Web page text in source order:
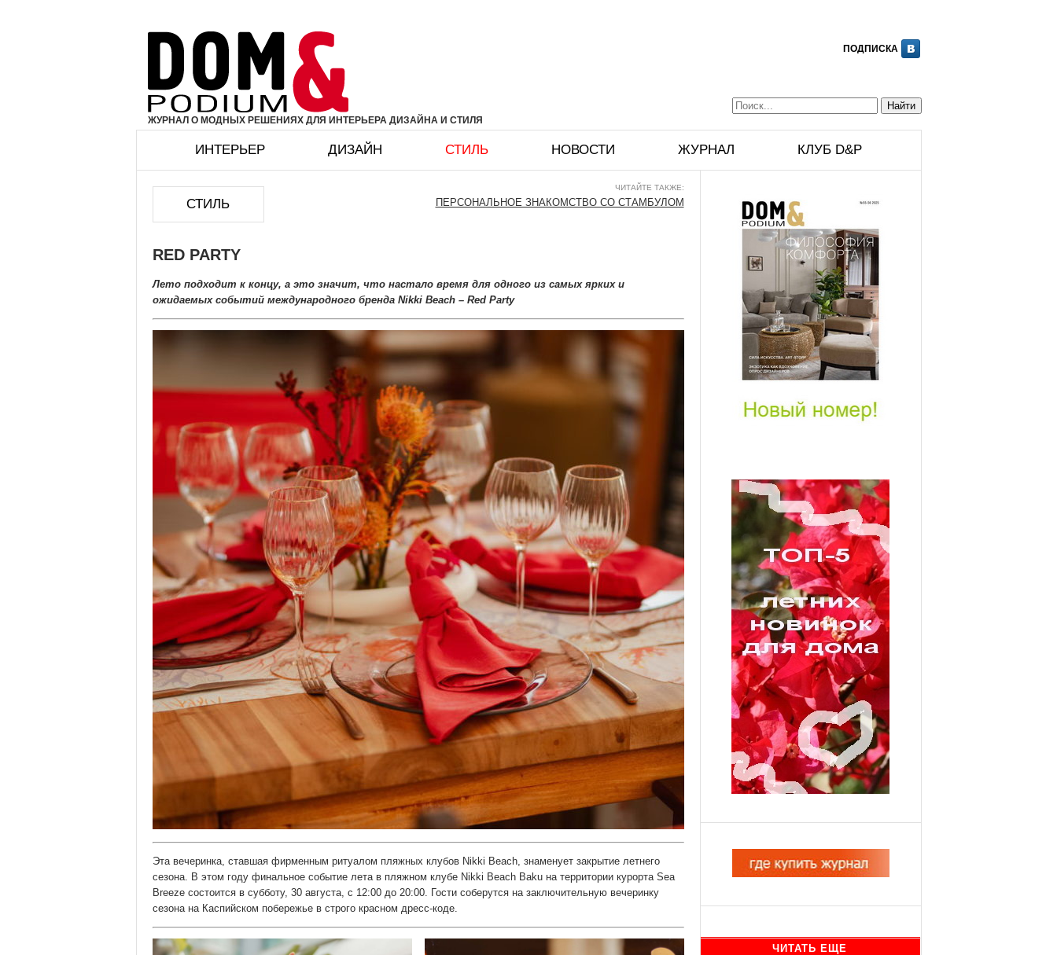
ЖУРНАЛ О МОДНЫХ РЕШЕНИЯХ ДЛЯ ИНТЕРЬЕРА ДИЗАЙНА И СТИЛЯ
ПОДПИСКА
ИНТЕРЬЕР ДИЗАЙН СТИЛЬ НОВОСТИ ЖУРНАЛ КЛУБ D&P
СТИЛЬ
ЧИТАЙТЕ ТАКЖЕ:
ПЕРСОНАЛЬНОЕ ЗНАКОМСТВО СО СТАМБУЛОМ
RED PARTY
Лето подходит к концу, а это значит, что настало время для одного из самых ярких и
ожидаемых событий международного бренда Nikki Beach – Red Party
Эта вечеринка, ставшая фирменным ритуалом пляжных клубов Nikki Beach, знаменует закрытие летнего
сезона. В этом году финальное событие лета в пляжном клубе Nikki Beach Baku на территории курорта Sea
Breeze состоится в субботу, 30 августа, с 12:00 до 20:00. Гости соберутся на заключительную вечеринку
сезона на Каспийском побережье в строго красном дресс-коде.
ЧИТАТЬ ЕЩЕ